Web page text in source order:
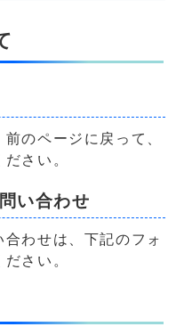
のページに戻って、
さい。
い合わせ
わせは、下記のフォ
さい。